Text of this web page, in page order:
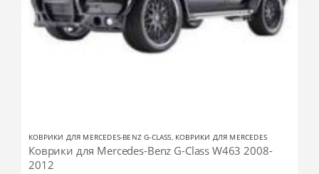
КОВРИКИ ДЛЯ MERCEDES-BENZ G-CLASS, КОВРИКИ ДЛЯ MERCEDES
Коврики для Mercedes-Benz G-Class W463 2008-
2012